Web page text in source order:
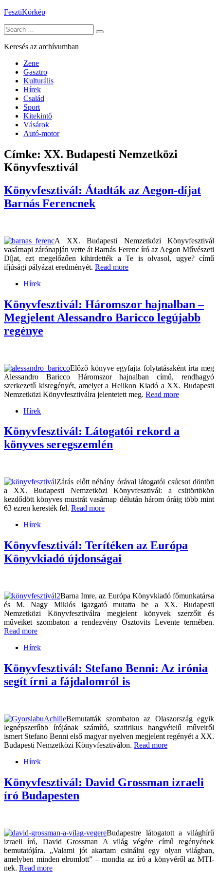
Skip
content
FesztiKörkép
Search
for:
Keresés az archívumban
Zene
Gasztro
Kulturális
Hírek
Család
Sport
Kitekintő
Vásárok
Autó-motor
Címke: XX. Budapesti Nemzetközi
Könyvfesztivál
Könyvfesztivál: Átadták az Aegon-díjat
Barnás Ferencnek
A XX. Budapesti Nemzetközi Könyvfesztivál
vasárnapi zárónapján vette át Barnás Ferenc író az Aegon Művészeti
Díjat, ezt megelőzően kihirdették a Te is olvasol, ugye? című
ifjúsági pályázat eredményét. Read more
Hírek
Könyvfesztivál: Háromszor hajnalban –
Megjelent Alessandro Baricco legújabb
regénye
Előző könyve egyfajta folytatásaként írta meg
Alessandro Baricco Háromszor hajnalban című, rendhagyó
szerkezetű kisregényét, amelyet a Helikon Kiadó a XX. Budapesti
Nemzetközi Könyvfesztiválra jelentetett meg. Read more
Hírek
Könyvfesztivál: Látogatói rekord a
könyves seregszemlén
Zárás előtt néhány órával látogatói csúcsot döntött
a XX. Budapesti Nemzetközi Könyvfesztivál: a csütörtökön
kezdődött könyves mustrát vasárnap délután három óráig több mint
63 ezren keresték fel. Read more
Hírek
Könyvfesztivál: Terítéken az Európa
Könyvkiadó újdonságai
Barna Imre, az Európa Könyvkiadó főmunkatársa
és M. Nagy Miklós igazgató mutatta be a XX. Budapesti
Nemzetközi Könyvfesztiválra megjelent könyvek szerzőit és
műveiket szombaton a rendezvény Osztovits Levente termében.
Read more
Hírek
Könyvfesztivál: Stefano Benni: Az irónia
segít írni a fájdalomról is
Bemutatták szombaton az Olaszország egyik
legnépszerűbb írójának számító, szatirikus hangvételű műveiről
ismert Stefano Benni első magyar nyelven megjelent regényét a XX.
Budapesti Nemzetközi Könyvfesztiválon. Read more
Hírek
Könyvfesztivál: David Grossman izraeli
író Budapesten
Budapestre látogatott a világhírű
izraeli író, David Grossman A világ végére című regényének
bemutatójára. „Valami jót akartam csinálni egy olyan világban,
amelyben minden elromlott” – mondta az író a könyvéről az MTI-
nek. Read more